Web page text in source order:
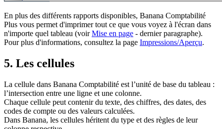
En plus des différents rapports disponibles, Banana Comptabilité
Plus vous permet d'imprimer tout ce que vous voyez à l'écran dans
n'importe quel tableau (voirMise en page - dernier paragraphe).
Pour plus d'informations, consultez la page Impressions/Aperçu.
5. Les cellules
La cellule dans Banana Comptabilité est l’unité de base du tableau :
l’intersection entre une ligne et une colonne.
Chaque cellule peut contenir du texte, des chiffres, des dates, des
codes de compte ou des valeurs calculées.
Dans Banana, les cellules héritent du type et des règles de leur